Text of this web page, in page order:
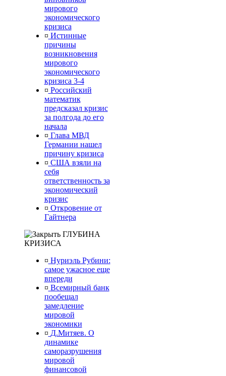
мирового
экономического
кризиса
¤ Истинные
причины
возникновения
мирового
экономического
кризиса 3-4
¤ Российский
математик
предсказал кризис
за полгода до его
начала
¤ Глава МВД
Германии нашел
причину кризиса
¤ США взяли на
себя
ответственность за
экономический
кризис
¤ Откровение от
Гайтнера
ГЛУБИНА
КРИЗИСА
¤ Нуриэль Рубини:
самое ужасное еще
впереди
¤ Всемирный банк
пообещал
замедление
мировой
экономики
¤ Д.Митяев. О
динамике
саморазрушения
мировой
финансовой